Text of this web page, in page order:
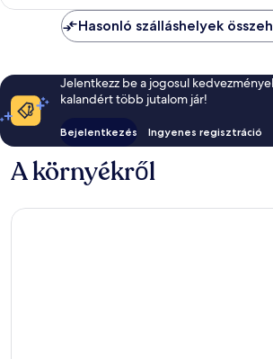
értékelés
Hasonló szálláshelyek
Jelentkezz be a jogosul
kalandért több jutalom jár!
Bejelentkezés Ingyenes regisztráció
A környékről